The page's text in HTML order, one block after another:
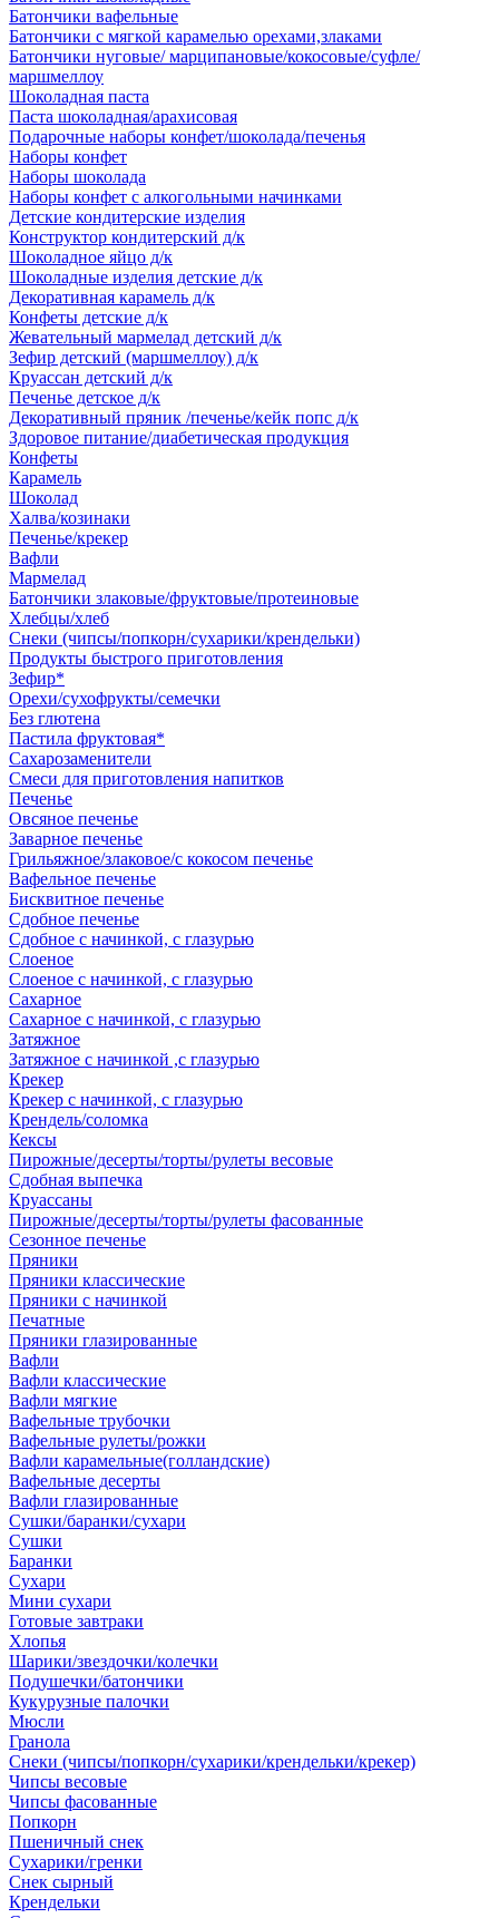
Батончики вафельные
Батончики с мягкой карамелью орехами,злаками
Батончики нуговые/ марципановые/кокосовые/суфле/
маршмеллоу
Шоколадная паста
Паста шоколадная/арахисовая
Подарочные наборы конфет/шоколада/печенья
Наборы конфет
Наборы шоколада
Наборы конфет с алкогольными начинками
Детские кондитерские изделия
Конструктор кондитерский д/к
Шоколадное яйцо д/к
Шоколадные изделия детские д/к
Декоративная карамель д/к
Конфеты детские д/к
Жевательный мармелад детский д/к
Зефир детский (маршмеллоу) д/к
Круассан детский д/к
Печенье детское д/к
Декоративный пряник /печенье/кейк попс д/к
Здоровое питание/диабетическая продукция
Конфеты
Карамель
Шоколад
Халва/козинаки
Печенье/крекер
Вафли
Мармелад
Батончики злаковые/фруктовые/протеиновые
Хлебцы/хлеб
Снеки (чипсы/попкорн/сухарики/крендельки)
Продукты быстрого приготовления
Зефир*
Орехи/сухофрукты/семечки
Без глютена
Пастила фруктовая*
Сахарозаменители
Смеси для приготовления напитков
Печенье
Овсяное печенье
Заварное печенье
Грильяжное/злаковое/с кокосом печенье
Вафельное печенье
Бисквитное печенье
Сдобное печенье
Сдобное с начинкой, с глазурью
Слоеное
Слоеное с начинкой, с глазурью
Сахарное
Сахарное с начинкой, с глазурью
Затяжное
Затяжное с начинкой ,с глазурью
Крекер
Крекер с начинкой, с глазурью
Крендель/соломка
Кексы
Пирожные/десерты/торты/рулеты весовые
Сдобная выпечка
Круассаны
Пирожные/десерты/торты/рулеты фасованные
Сезонное печенье
Пряники
Пряники классические
Пряники с начинкой
Печатные
Пряники глазированные
Вафли
Вафли классические
Вафли мягкие
Вафельные трубочки
Вафельные рулеты/рожки
Вафли карамельные(голландские)
Вафельные десерты
Вафли глазированные
Сушки/баранки/сухари
Сушки
Баранки
Сухари
Мини сухари
Готовые завтраки
Хлопья
Шарики/звездочки/колечки
Подушечки/батончики
Кукурузные палочки
Мюсли
Гранола
Снеки (чипсы/попкорн/сухарики/крендельки/крекер)
Чипсы весовые
Чипсы фасованные
Попкорн
Пшеничный снек
Сухарики/гренки
Снек сырный
Крендельки